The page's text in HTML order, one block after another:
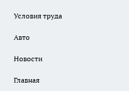
Условия труда
Авто
Новости
Главная